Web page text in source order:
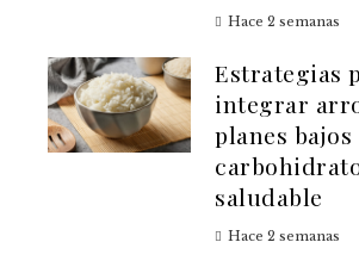
Hace 2 semanas
Estrategias
integrar
planes bajos
saludable
Hace 2 semanas